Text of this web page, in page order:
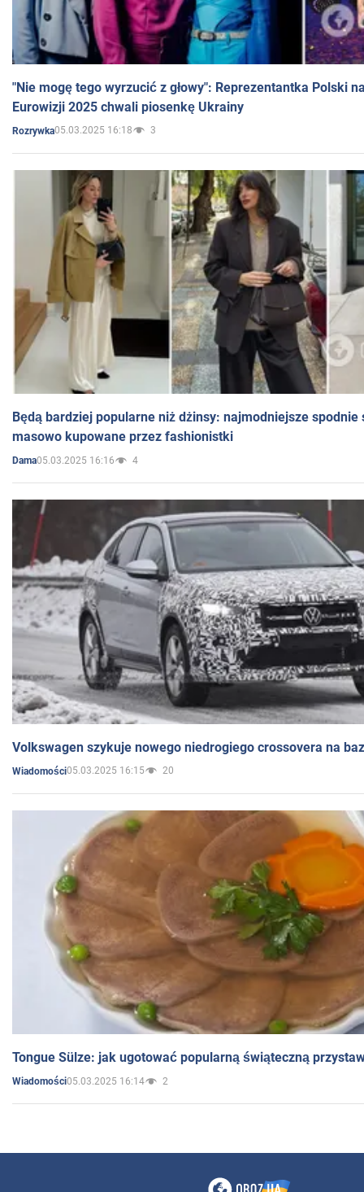
"Nie mogę tego wyrzucić z głowy": Reprezentantka Polski
Eurowizji 2025 chwali piosenkę Ukrainy
Rozrywka05.03.2025 16:18 3
Będą bardziej popularne niż dżinsy: najmodniejsze spodnie
masowo kupowane przez fashionistki
Dama05.03.2025 16:16 4
Volkswagen szykuje nowego niedrogiego crossovera na
Wiadomości05.03.2025 16:15 20
Tongue Sülze: jak ugotować popularną świąteczną
Wiadomości05.03.2025 16:14 2